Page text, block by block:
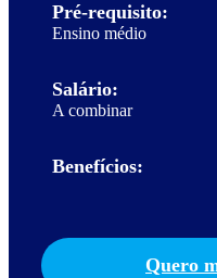
Pré-requisito:
Ensino médio
Salário:
A combinar
Benefícios:
Quero